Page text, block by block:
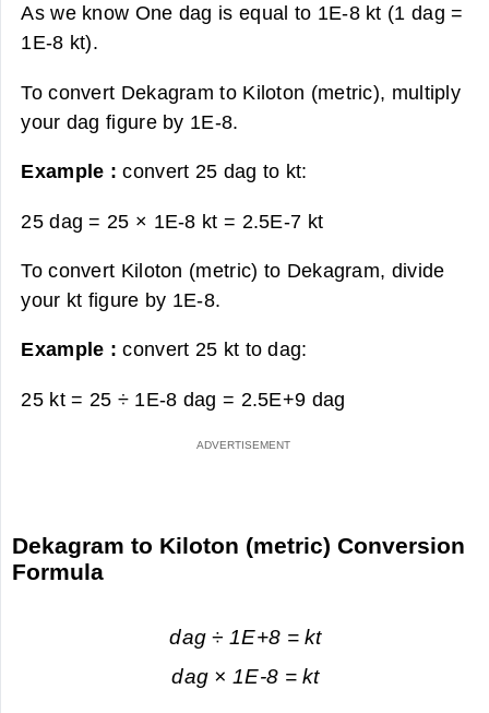
As we know One dag is equal to 1E-8 kt (1 dag =
1E-8 kt).
To convert Dekagram to Kiloton (metric), multiply
your dag figure by 1E-8.
Example :convert 25 dag to kt:
25 dag = 25 × 1E-8 kt = 2.5E-7 kt
To convert Kiloton (metric) to Dekagram, divide
your kt figure by 1E-8.
Example :convert 25 kt to dag:
25 kt = 25 ÷ 1E-8 dag = 2.5E+9 dag
Dekagram to Kiloton (metric) Conversion
Formula
dag ÷ 1E+8 = kt
dag × 1E-8 = kt